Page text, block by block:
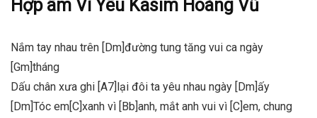
Hợp âm Vì Yêu Kasim Hoàng Vũ
Nắm tay nhau trên [Dm]đường tung tăng vui ca ngày
[Gm]tháng
Dấu chân xưa ghi [A7]lại đôi ta yêu nhau ngày [Dm]ấy
[Dm]Tóc em[C]xanh vì [Bb]anh, mắt anh vui vì [C]em, chung